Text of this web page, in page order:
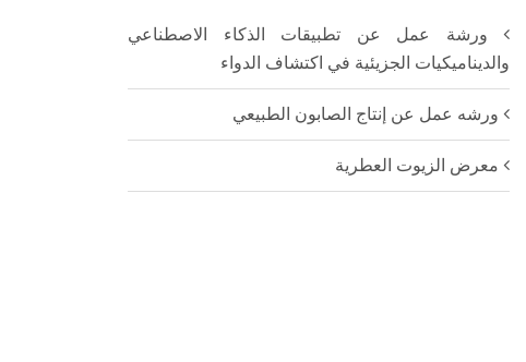
ورشة عمل عن تطبيقات الذكاء الاصطناعي
والديناميكيات الجزيئية في اكتشاف الدواء
ورشه عمل عن إنتاج الصابون الطبيعي
معرض الزيوت العطرية